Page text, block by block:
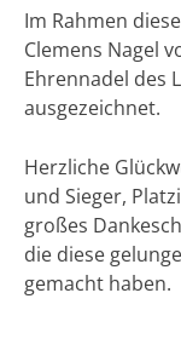
Im Rahmen
Clemens Nagel
Ehrennadel des
ausgezeichnet.
Herzliche
und Sieger,
großes
die diese
gemacht haben.